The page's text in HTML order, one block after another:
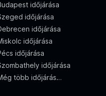
időjárása
időjárása
időjárása
időjárása
időjárása
időjárása
több időjárás…